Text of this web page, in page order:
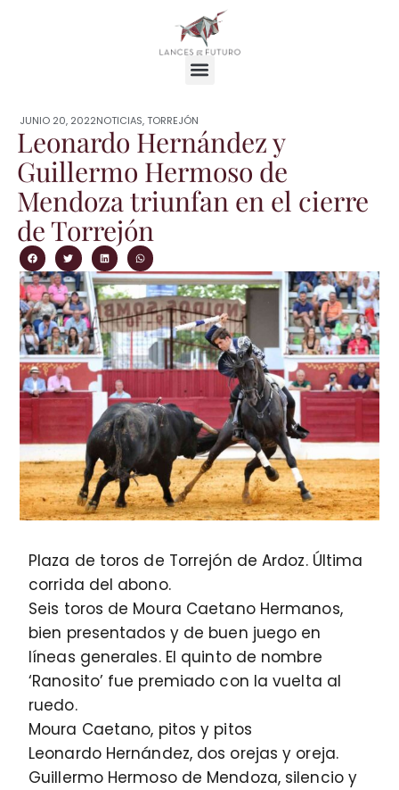
JUNIO 20, 2022NOTICIAS,TORREJÓN
Leonardo Hernández y
Guillermo Hermoso de
Mendoza triunfan en el cierre
de Torrejón
Plaza de toros de Torrejón de Ardoz. Última
corrida del abono.
Seis toros de Moura Caetano Hermanos,
bien presentados y de buen juego en
líneas generales. El quinto de nombre
‘Ranosito’ fue premiado con la vuelta al
ruedo.
Moura Caetano, pitos y pitos
Leonardo Hernández, dos orejas y oreja.
Guillermo Hermoso de Mendoza, silencio y